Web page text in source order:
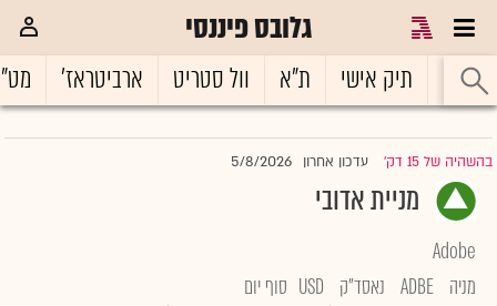
גלובס פיננסי
ראשי תיק אישי ת"א וול סטריט ארביטראז'
בהשהיה של 15 דק' |עדכון אחרון 5/8/2026
מניית אדובי
Adobe
מניה ADBE נאסד"ק USD סוף יום